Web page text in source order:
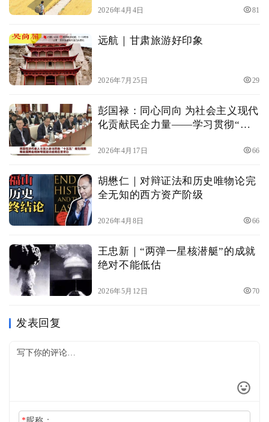
2026年4月4日 81
远航｜甘肃旅游好印象
2026年7月25日 29
彭国禄：同心同向 为社会主义现代
化贡献民企力量——学习贯彻“十
题宣讲活动学习体会
2026年4月17日 66
胡懋仁｜对辩证法和历史唯物论完
全无知的西方资产阶级
2026年4月8日 66
王忠新｜“两弹一星核潜艇”的成就
绝对不能低估
2026年5月12日 70
发表回复